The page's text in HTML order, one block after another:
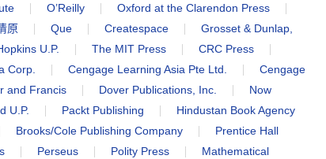
O’Reilly
Oxford at the Clarendon Press
原 Que Createspace
Grosset & Dunlap,
U.P. The MIT Press
CRC Press
Corp. Cengage Learning Asia Pte Ltd.
Cengage
and Francis Dover Publications, Inc.
Now
U.P. Packt Publishing
Hindustan Book Agency
Brooks/Cole Publishing Company
Prentice Hall
Perseus Polity Press
Mathematical